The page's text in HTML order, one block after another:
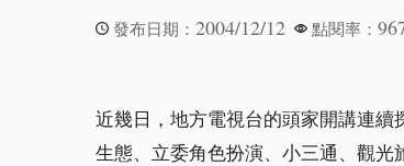
發布日期： 2004/12/12 點閱率：
近幾日，地方電視台的頭家開講連
生態、立委角色扮演、小三通、觀